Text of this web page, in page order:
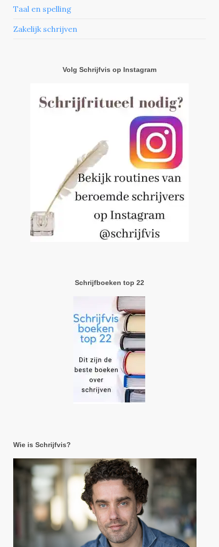
Taal en spelling
Zakelijk schrijven
Volg Schrijfvis op Instagram
Schrijfboeken top 22
Wie is Schrijfvis?